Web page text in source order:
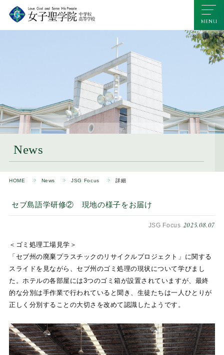
News
HOME News JSG Focus 詳細
セブ島語学研修② 現地の様子をお届け
JSG Focus 2025.08.07
＜ゴミ処理工場見学＞
「セブ州の廃棄プラスチックのリサイクルプロジェクト」に関する
スライドを見ながら、セブ州のゴミ処理の現状について学びまし
た。ホテルの各部屋には3つのゴミ箱が設置されていますが、最終
的な分別は手作業で行われていると聞き、生徒たちは一人ひとりが
正しく分別することの大切さを改めて認識したようです。